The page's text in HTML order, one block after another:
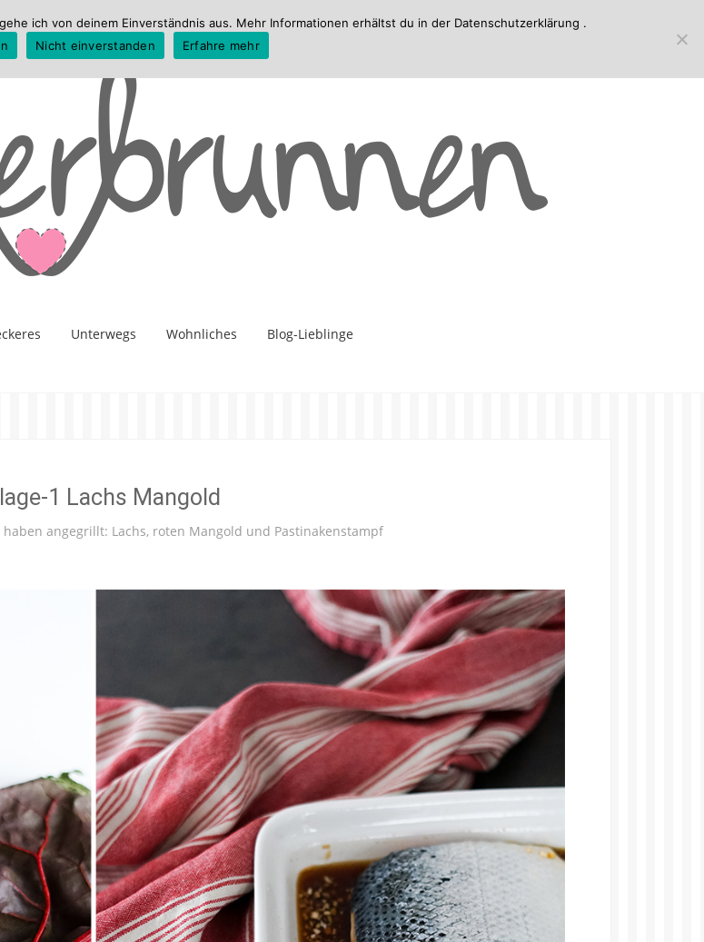
Unterwegs Wohnliches Blog-Lieblinge
1 Lachs Mangold
haben angegrillt: Lachs, roten Mangold und Pastinakenstampf
ich von deinem Einverständnis aus. Mehr Informationen erhältst du in der Datenschutzerklärung .
Nicht einverstanden Erfahre mehr